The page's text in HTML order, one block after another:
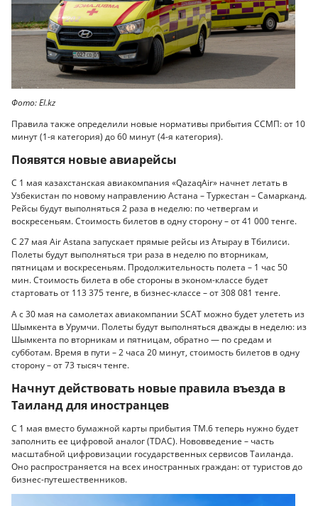
Фото: El.kz
Правила также определили новые нормативы прибытия ССМП: от 10
минут (1-я категория) до 60 минут (4-я категория).
Появятся новые авиарейсы
С 1 мая казахстанская авиакомпания «QazaqAir» начнет летать в
Узбекистан по новому направлению Астана – Туркестан – Самарканд.
Рейсы будут выполняться 2 раза в неделю: по четвергам и
воскресеньям. Стоимость билетов в одну сторону – от 41 000 тенге.
С 27 мая Air Astana запускает прямые рейсы из Атырау в Тбилиси.
Полеты будут выполняться три раза в неделю по вторникам,
пятницам и воскресеньям. Продолжительность полета – 1 час 50
мин. Стоимость билета в обе стороны в эконом-классе будет
стартовать от 113 375 тенге, в бизнес-классе – от 308 081 тенге.
А с 30 мая на самолетах авиакомпании SCAT можно будет улететь из
Шымкента в Урумчи. Полеты будут выполняться дважды в неделю: из
Шымкента по вторникам и пятницам, обратно — по средам и
субботам. Время в пути – 2 часа 20 минут, стоимость билетов в одну
сторону – от 73 тысяч тенге.
Начнут действовать новые правила въезда в
Таиланд для иностранцев
С 1 мая вместо бумажной карты прибытия TM.6 теперь нужно будет
заполнить ее цифровой аналог (TDAC). Нововведение – часть
масштабной цифровизации государственных сервисов Таиланда.
Оно распространяется на всех иностранных граждан: от туристов до
бизнес-путешественников.